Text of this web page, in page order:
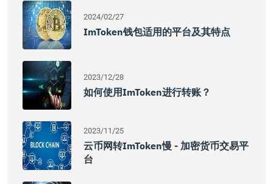
2024/02/27
ImToken钱包适用的平台及其特点
2023/12/28
如何使用imToken进行转账？
2023/11/25
云币网转imToken慢 - 加密货币交易平
台